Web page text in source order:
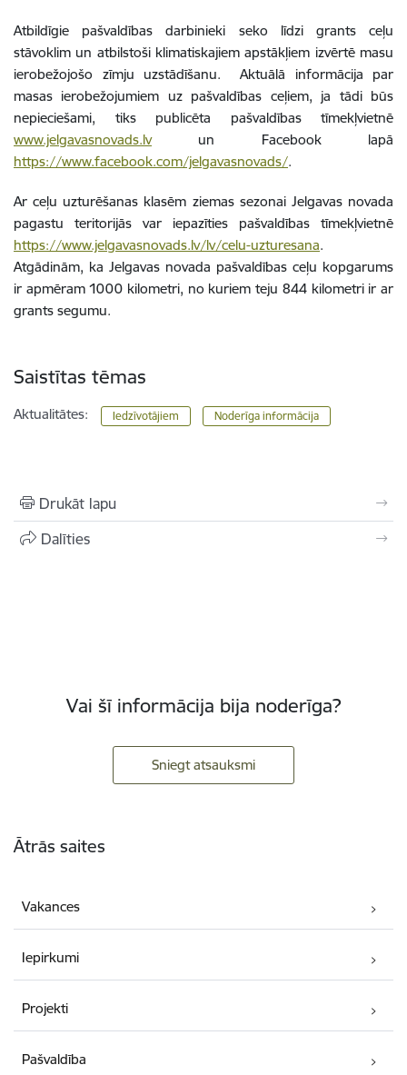
Atbildīgie pašvaldības darbinieki seko līdzi grants ceļu
stāvoklim un atbilstoši klimatiskajiem apstākļiem izvērtē masu
ierobežojošo zīmju uzstādīšanu. Aktuālā informācija par
masas ierobežojumiem uz pašvaldības ceļiem, ja tādi būs
nepieciešami, tiks publicēta pašvaldības tīmekļvietnē
www.jelgavasnovads.lvun Facebook lapā
https://www.facebook.com/jelgavasnovads/.
Ar ceļu uzturēšanas klasēm ziemas sezonai Jelgavas novada
pagastu teritorijās var iepazīties pašvaldības tīmekļvietnē
https://www.jelgavasnovads.lv/lv/celu-uzturesana.
Atgādinām, ka Jelgavas novada pašvaldības ceļu kopgarums
ir apmēram 1000 kilometri, no kuriem teju 844 kilometri ir ar
grants segumu.
Saistītas tēmas
Aktualitātes: Iedzīvotājiem Noderīga informācija
Drukāt lapu
Dalīties
Vai šī informācija bija noderīga?
Sniegt atsauksmi
Ātrās saites
Vakances
Iepirkumi
Projekti
Pašvaldība